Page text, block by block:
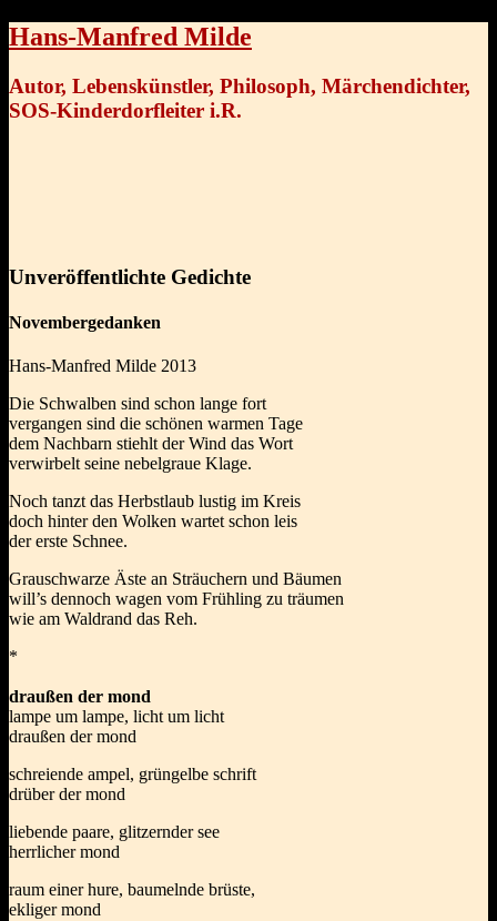
Hans-Manfred Milde
Autor, Lebenskünstler, Philosoph, Märchendichter,
SOS-Kinderdorfleiter i.R.
Unveröffentlichte Gedichte
Novembergedanken
Hans-Manfred Milde 2013
Die Schwalben sind schon lange fort
vergangen sind die schönen warmen Tage
dem Nachbarn stiehlt der Wind das Wort
verwirbelt seine nebelgraue Klage.
Noch tanzt das Herbstlaub lustig im Kreis
doch hinter den Wolken wartet schon leis
der erste Schnee.
Grauschwarze Äste an Sträuchern und Bäumen
will’s dennoch wagen vom Frühling zu träumen
wie am Waldrand das Reh.
*
draußen der mond
lampe um lampe, licht um licht
draußen der mond
schreiende ampel, grüngelbe schrift
drüber der mond
liebende paare, glitzernder see
herrlicher mond
raum einer hure, baumelnde brüste,
ekliger mond